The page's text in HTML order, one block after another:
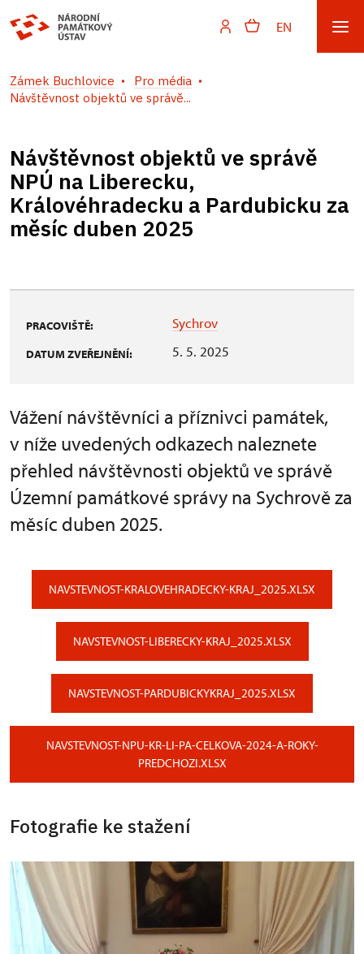
EN
Zámek Buchlovice
Pro média
Návštěvnost objektů ve správě...
Návštěvnost objektů ve správě
NPÚ na Liberecku,
Královéhradecku a Pardubicku za
měsíc duben 2025
PRACOVIŠTĚ: Sychrov
DATUM ZVEŘEJNĚNÍ: 5. 5. 2025
Vážení návštěvníci a příznivci památek,
v níže uvedených odkazech naleznete
přehled návštěvnosti objektů ve správě
Územní památkové správy na Sychrově za
měsíc duben 2025.
NAVSTEVNOST-KRALOVEHRADECKY-KRAJ_2025.XLSX
NAVSTEVNOST-LIBERECKY-KRAJ_2025.XLSX
NAVSTEVNOST-PARDUBICKYKRAJ_2025.XLSX
NAVSTEVNOST-NPU-KR-LI-PA-CELKOVA-2024-A-ROKY-
PREDCHOZI.XLSX
Fotografie ke stažení